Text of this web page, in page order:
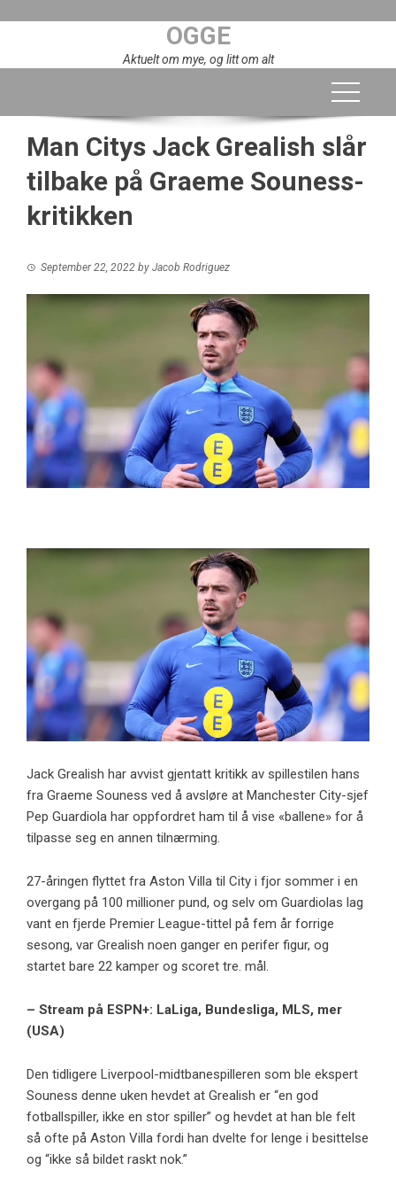
OGGE
Aktuelt om mye, og litt om alt
Man Citys Jack Grealish slår
tilbake på Graeme Souness-
kritikken
September 22, 2022 by Jacob Rodriguez
Jack Grealish har avvist gjentatt kritikk av spillestilen hans
fra Graeme Souness ved å avsløre at Manchester City-sjef
Pep Guardiola har oppfordret ham til å vise «ballene» for å
tilpasse seg en annen tilnærming.
27-åringen flyttet fra Aston Villa til City i fjor sommer i en
overgang på 100 millioner pund, og selv om Guardiolas lag
vant en fjerde Premier League-tittel på fem år forrige
sesong, var Grealish noen ganger en perifer figur, og
startet bare 22 kamper og scoret tre. mål.
– Stream på ESPN+: LaLiga, Bundesliga, MLS, mer
(USA)
Den tidligere Liverpool-midtbanespilleren som ble ekspert
Souness denne uken hevdet at Grealish er “en god
fotballspiller, ikke en stor spiller” og hevdet at han ble felt
så ofte på Aston Villa fordi han dvelte for lenge i besittelse
og “ikke så bildet raskt nok.”